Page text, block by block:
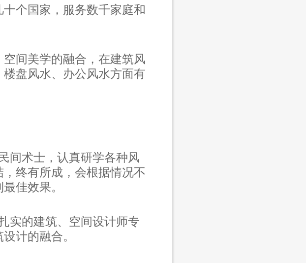
个国家，服务数千家庭和
空间美学的融合，在建筑风
盘风水、办公风水方面有
间术士，认真研学各种风
终有所成，会根据情况不
佳效果。
实的建筑、空间设计师专
计的融合。